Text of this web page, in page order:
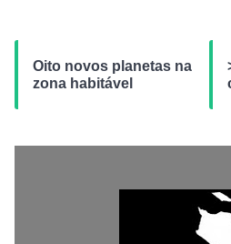
Oito novos planetas na
zona habitável